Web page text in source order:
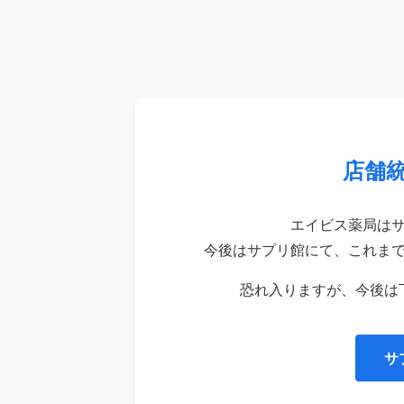
店舗
エイビス薬局は
今後はサプリ館にて、これま
恐れ入りますが、今後
サ